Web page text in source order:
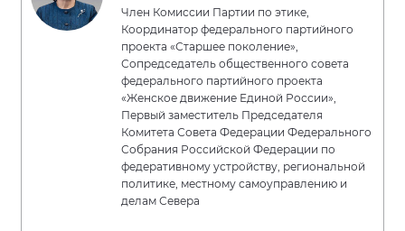
Член Комиссии Партии по этике,
Координатор федерального партийного
проекта «Старшее поколение»,
Сопредседатель общественного совета
федерального партийного проекта
«Женское движение Единой России»,
Первый заместитель Председателя
Комитета Совета Федерации Федерального
Собрания Российской Федерации по
федеративному устройству, региональной
политике, местному самоуправлению и
делам Севера